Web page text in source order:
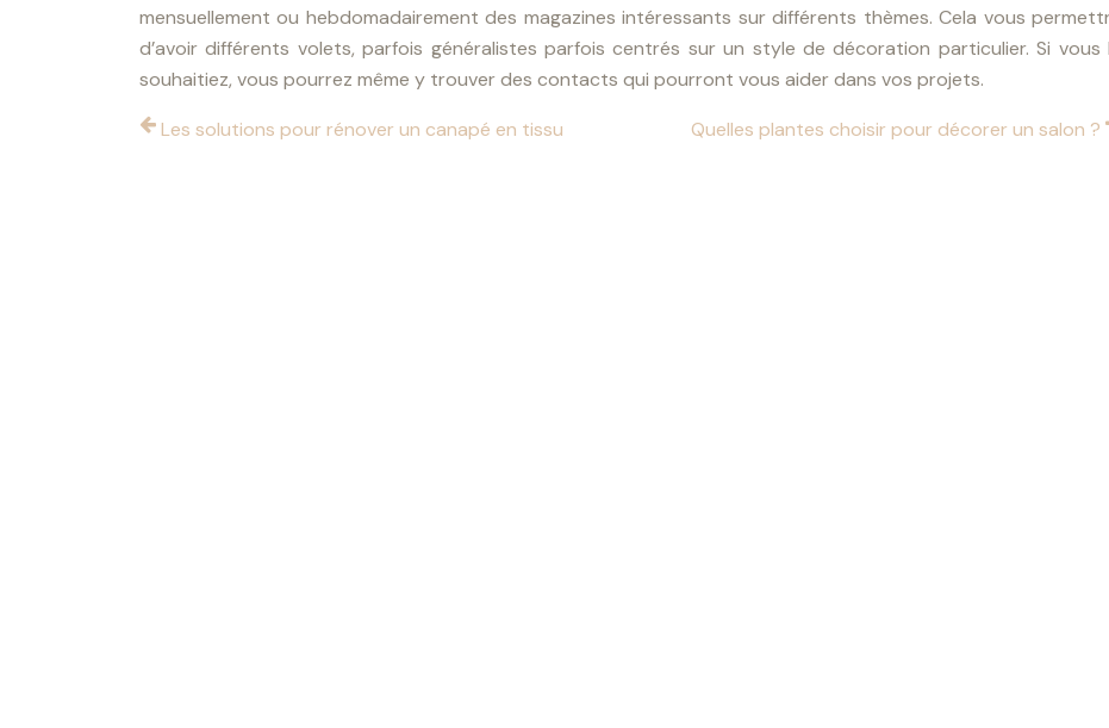
mensuellement ou hebdomadairement des magazines intéressants sur différents thèmes. Cela vous
d’avoir différents volets, parfois généralistes parfois centrés sur un style de décoration particulier. Si vous
souhaitiez, vous pourrez même y trouver des contacts qui pourront vous aider dans vos projets.
Les solutions pour rénover un canapé en tissu
Quelles plantes choisir pour décorer un salon ?